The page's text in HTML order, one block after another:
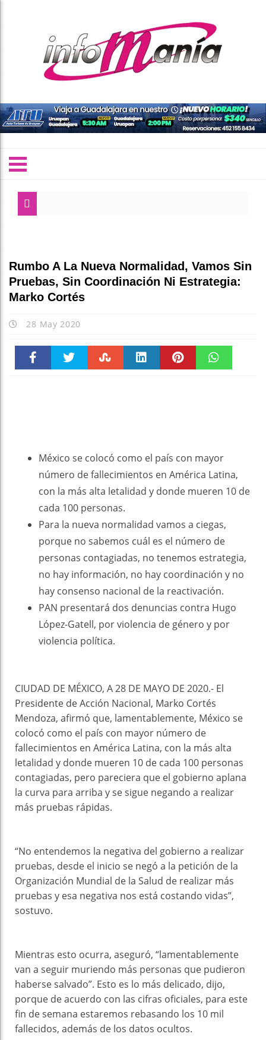
Rumbo A La Nueva Normalidad, Vamos Sin
Pruebas, Sin Coordinación Ni Estrategia:
Marko Cortés
28 May 2020
México se colocó como el país con mayor
número de fallecimientos en América Latina,
con la más alta letalidad y donde mueren 10 de
cada 100 personas.
Para la nueva normalidad vamos a ciegas,
porque no sabemos cuál es el número de
personas contagiadas, no tenemos estrategia,
no hay información, no hay coordinación y no
hay consenso nacional de la reactivación.
PAN presentará dos denuncias contra Hugo
López-Gatell, por violencia de género y por
violencia política.
CIUDAD DE MÉXICO, A 28 DE MAYO DE 2020.- El
Presidente de Acción Nacional, Marko Cortés
Mendoza, afirmó que, lamentablemente, México se
colocó como el país con mayor número de
fallecimientos en América Latina, con la más alta
letalidad y donde mueren 10 de cada 100 personas
contagiadas, pero pareciera que el gobierno aplana
la curva para arriba y se sigue negando a realizar
más pruebas rápidas.
“No entendemos la negativa del gobierno a realizar
pruebas, desde el inicio se negó a la petición de la
Organización Mundial de la Salud de realizar más
pruebas y esa negativa nos está costando vidas”,
sostuvo.
Mientras esto ocurra, aseguró, “lamentablemente
van a seguir muriendo más personas que pudieron
haberse salvado”. Esto es lo más delicado, dijo,
porque de acuerdo con las cifras oficiales, para este
fin de semana estaremos rebasando los 10 mil
fallecidos, además de los datos ocultos.